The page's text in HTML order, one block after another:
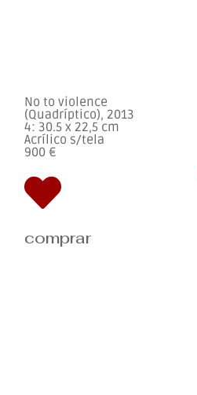
No to violence
(Quadríptico), 2013
4: 30.5 x 22,5 cm
Acrílico s/tela
900 €
comprar